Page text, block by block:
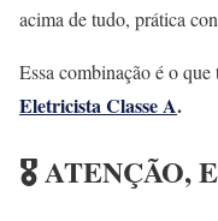
acima de tudo, prática
Essa combinação é o
Eletricista Classe A.
🎖ATENÇÃO,